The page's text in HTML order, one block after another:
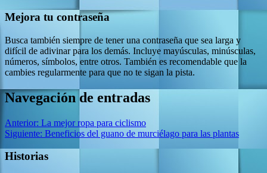
Mejora tu contraseña
Busca también siempre de tener una contraseña que sea larga y
difícil de adivinar para los demás. Incluye mayúsculas, minúsculas,
números, símbolos, entre otros. También es recomendable que la
cambies regularmente para que no te sigan la pista.
Navegación de entradas
Anterior: La mejor ropa para ciclismo
Siguiente: Beneficios del guano de murciélago para las plantas
Historias